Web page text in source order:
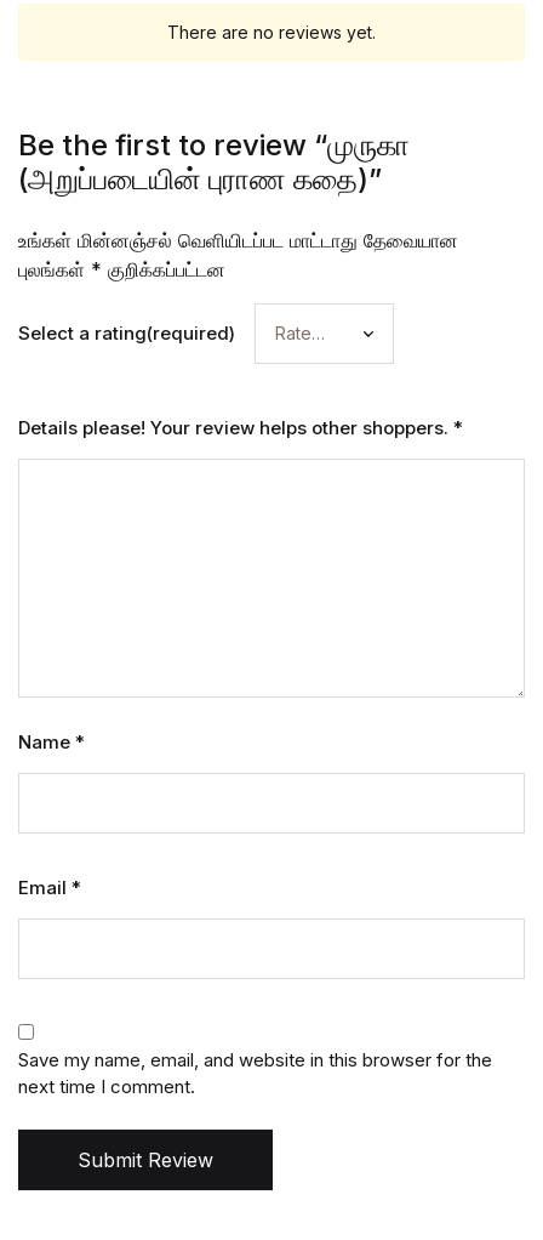
There are no reviews yet.
Be the first to review “முருகா
(அறுப்படையின் புராண கதை)”
உங்கள் மின்னஞ்சல் வெளியிடப்பட மாட்டாது தேவையான
புலங்கள் * குறிக்கப்பட்டன
Select a rating(required)
Details please! Your review helps other shoppers. *
Name *
Email *
Save my name, email, and website in this browser for the
next time I comment.
Submit Review